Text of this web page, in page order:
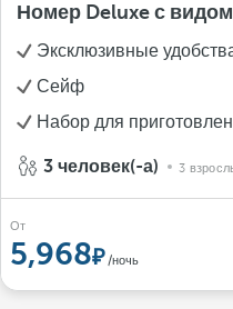
Номер Deluxe с
Эксклюзивные
Сейф
Набор для
3 человек(-а) 3
От
5,968 /ночь